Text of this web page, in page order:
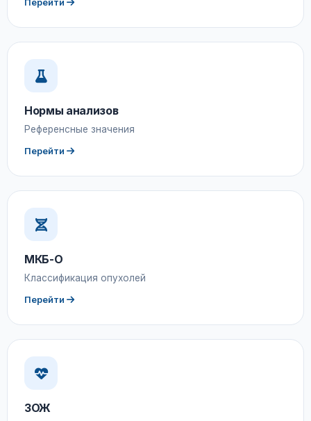
Перейти
Нормы анализов
Референсные значения
Перейти
МКБ-О
Классификация опухолей
Перейти
ЗОЖ